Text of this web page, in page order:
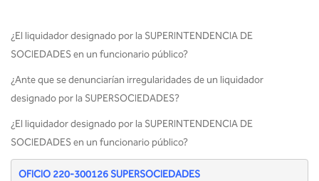
¿El liquidador designado por la SUPERINTENDENCIA DE
SOCIEDADES en un funcionario público?
¿Ante que se denunciarían irregularidades de un liquidador
designado por la SUPERSOCIEDADES?
¿El liquidador designado por la SUPERINTENDENCIA DE
SOCIEDADES en un funcionario público?
OFICIO 220-300126 SUPERSOCIEDADES